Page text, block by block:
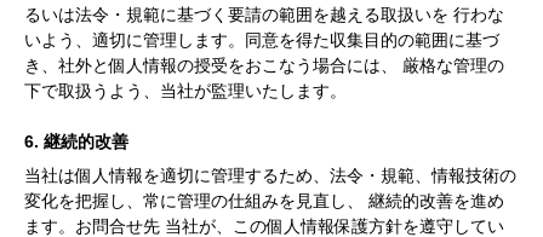
るいは法令・規範に基づく要請の範囲を越える取扱いを 行わな
いよう、適切に管理します。同意を得た収集目的の範囲に基づ
き、社外と個人情報の授受をおこなう場合には、 厳格な管理の
下で取扱うよう、当社が監理いたします。
6. 継続的改善
当社は個人情報を適切に管理するため、法令・規範、情報技術の
変化を把握し、常に管理の仕組みを見直し、 継続的改善を進め
ます。お問合せ先 当社が、この個人情報保護方針を遵守してい